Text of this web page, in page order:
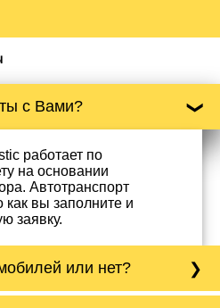
с Вами?
работает по
на основании
Автотранспорт
как вы заполните и
заявку.
или нет?